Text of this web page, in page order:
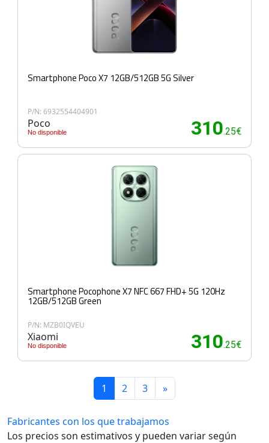
Smartphone Poco X7 12GB/512GB 5G Silver
P/N: 6932554404901
Poco
No disponible 310.25€
Smartphone Pocophone X7 NFC 667 FHD+ 5G 120Hz
12GB/512GB Green
P/N: MZB0IQVEU
Xiaomi
No disponible 310.25€
1 2 3 »
Fabricantes con los que trabajamos
Los precios son estimativos y pueden variar según